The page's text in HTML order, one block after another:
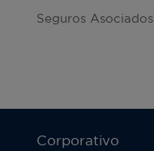
Seguros Asociados
Corporativo